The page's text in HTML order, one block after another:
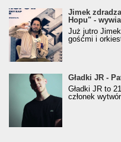
Jimek zdradza kulisy
Hopu" - wywiad
Jimek
Hopu" -
Już jutro
gośćmi i
Gładki JR - Patoshot
Gładki JR -
Gładki JR to
członek